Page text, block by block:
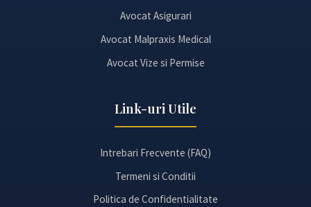
Avocat Asigurari
Avocat Malpraxis Medical
Avocat Vize si Permise
Link-uri Utile
Intrebari Frecvente (FAQ)
Termeni si Conditii
Politica de Confidentialitate